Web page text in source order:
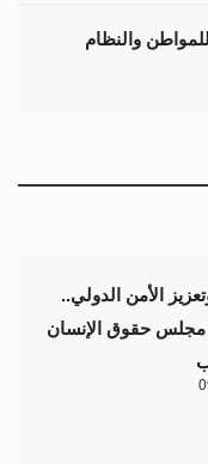
والنظام
الأمن الدولي..
حقوق الإنسان